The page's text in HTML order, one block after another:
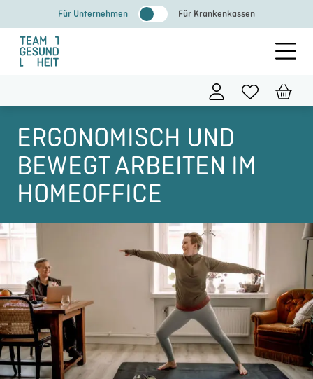
Inhalt
springen
Für Unternehmen Für Krankenkassen
ERGONOMISCH UND
BEWEGT ARBEITEN IM
HOMEOFFICE